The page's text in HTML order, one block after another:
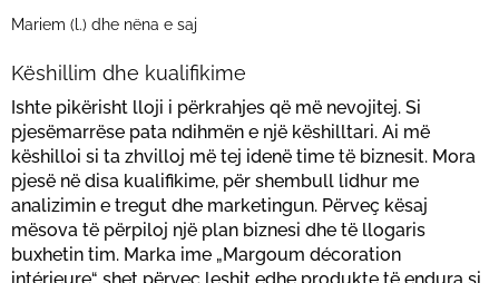
Mariem (l.) dhe nëna e saj
Këshillim dhe kualifikime
Ishte pikërisht lloji i përkrahjes që më nevojitej. Si
pjesëmarrëse pata ndihmën e një këshilltari. Ai më
këshilloi si ta zhvilloj më tej idenë time të biznesit. Mora
pjesë në disa kualifikime, për shembull lidhur me
analizimin e tregut dhe marketingun. Përveç kësaj
mësova të përpiloj një plan biznesi dhe të llogaris
buxhetin tim. Marka ime „Margoum décoration